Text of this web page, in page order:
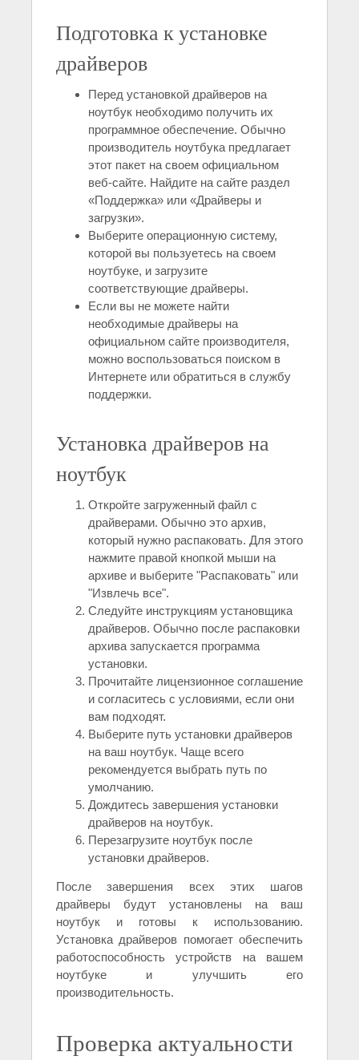
Подготовка к установке
драйверов
Перед установкой драйверов на
ноутбук необходимо получить их
программное обеспечение. Обычно
производитель ноутбука предлагает
этот пакет на своем официальном
веб-сайте. Найдите на сайте раздел
«Поддержка» или «Драйверы и
загрузки».
Выберите операционную систему,
которой вы пользуетесь на своем
ноутбуке, и загрузите
соответствующие драйверы.
Если вы не можете найти
необходимые драйверы на
официальном сайте производителя,
можно воспользоваться поиском в
Интернете или обратиться в службу
поддержки.
Установка драйверов на
ноутбук
Откройте загруженный файл с
драйверами. Обычно это архив,
который нужно распаковать. Для этого
нажмите правой кнопкой мыши на
архиве и выберите "Распаковать" или
"Извлечь все".
Следуйте инструкциям установщика
драйверов. Обычно после распаковки
архива запускается программа
установки.
Прочитайте лицензионное соглашение
и согласитесь с условиями, если они
вам подходят.
Выберите путь установки драйверов
на ваш ноутбук. Чаще всего
рекомендуется выбрать путь по
умолчанию.
Дождитесь завершения установки
драйверов на ноутбук.
Перезагрузите ноутбук после
установки драйверов.
После завершения всех этих шагов
драйверы будут установлены на ваш
ноутбук и готовы к использованию.
Установка драйверов помогает обеспечить
работоспособность устройств на вашем
ноутбуке и улучшить его
производительность.
Проверка актуальности